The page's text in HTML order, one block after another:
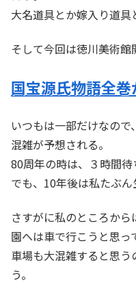
大名道具とか嫁入り道具
そして今回は徳川美術館
国宝源氏物語全巻
いつもは一部だけなの
混雑が予想される。
80周年の時は、３時間
でも、10年後は私たぶ
さすがに私のところか
園へは車で行こうと思
車場も大混雑すると思
う。